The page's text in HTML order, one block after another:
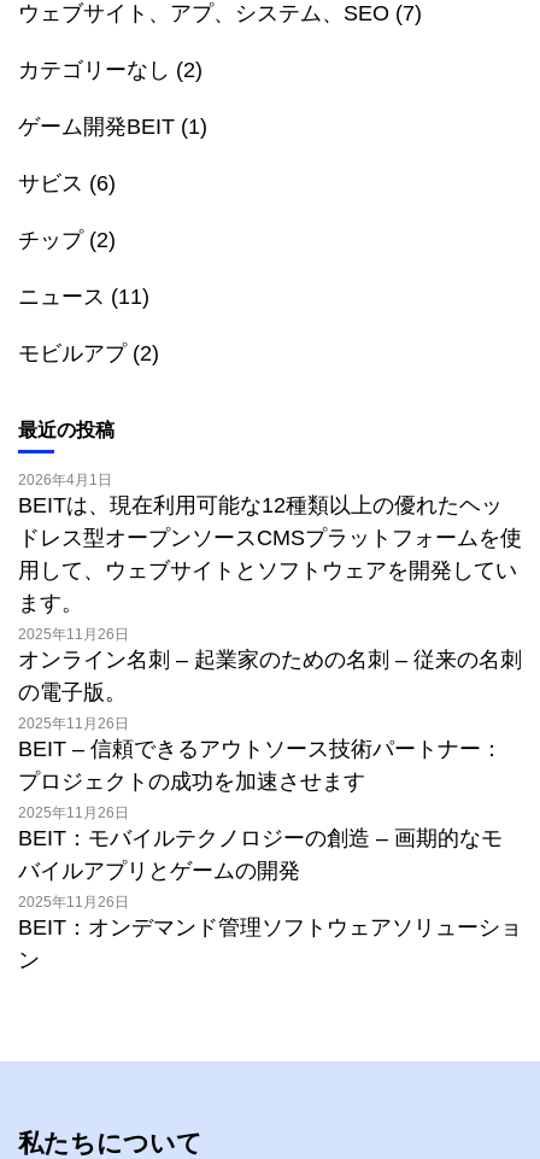
ウェブサイト、アプ、システム、SEO (7)
カテゴリーなし (2)
ゲーム開発BEIT (1)
サビス (6)
チップ(2)
ニュース (11)
モビルアプ(2)
最近の投稿
BEITは、現在利用可能な12種類以上の優れたヘッ
ドレス型オープンソースCMSプラットフォームを使
用して、ウェブサイトとソフトウェアを開発してい
ます。
2026年4月1日
オンライン名刺 – 起業家のための名刺 – 従来の名刺
の電子版。
2025年11月26日
BEIT – 信頼できるアウトソース技術パートナー：
プロジェクトの成功を加速させます
2025年11月26日
BEIT：モバイルテクノロジーの創造 – 画期的なモ
バイルアプリとゲームの開発
2025年11月26日
BEIT：オンデマンド管理ソフトウェアソリューショ
ン
2025年11月26日
私たちについて